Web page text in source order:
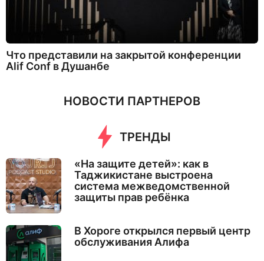
Что представили на закрытой конференции
Alif Conf в Душанбе
НОВОСТИ ПАРТНЕРОВ
ТРЕНДЫ
«На защите детей»: как в
Таджикистане выстроена
система межведомственной
защиты прав ребёнка
В Хороге открылся первый центр
обслуживания Алифа